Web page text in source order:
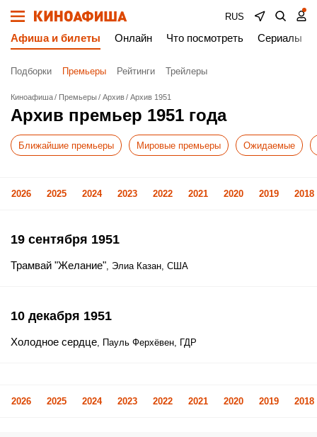
RUS
Афиша и билеты Онлайн Что посмотреть Сериалы
Подборки Премьеры Рейтинги Трейлеры
Киноафиша Премьеры Архив Архив 1951
Архив премьер 1951 года
Ближайшие премьеры Мировые премьеры Ожидаемые
2026 2025 2024 2023 2022 2021 2020 2019 2018
19 сентября 1951
Трамвай "Желание", Элиа Казан, США
10 декабря 1951
Холодное сердце, Пауль Ферхёвен, ГДР
2026 2025 2024 2023 2022 2021 2020 2019 2018